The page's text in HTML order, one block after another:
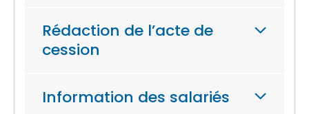
Rédaction de l’acte de
cession
Information des salariés